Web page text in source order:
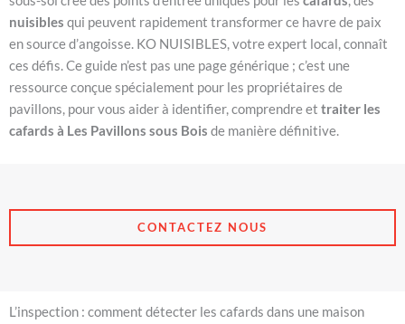
nuisibles qui peuvent rapidement transformer ce havre de paix
en source d’angoisse. KO NUISIBLES, votre expert local, connaît
ces défis. Ce guide n’est pas une page générique ; c’est une
ressource conçue spécialement pour les propriétaires de
pavillons, pour vous aider à identifier, comprendre et traiter les
cafards à Les Pavillons sous Bois de manière définitive.
CONTACTEZ NOUS
L’inspection : comment détecter les cafards dans une maison